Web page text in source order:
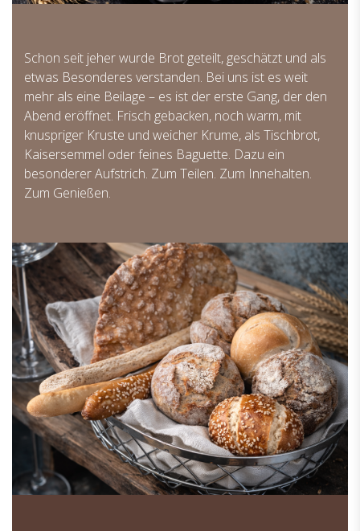
Schon seit jeher wurde Brot geteilt, geschätzt und als
etwas Besonderes verstanden. Bei uns ist es weit
mehr als eine Beilage – es ist der erste Gang, der den
Abend eröffnet. Frisch gebacken, noch warm, mit
knuspriger Kruste und weicher Krume, als Tischbrot,
Kaisersemmel oder feines Baguette. Dazu ein
besonderer Aufstrich. Zum Teilen. Zum Innehalten.
Zum Genießen.